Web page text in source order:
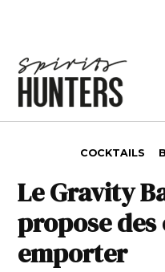
COCKTAILS
Le Gravity
propose
emporter